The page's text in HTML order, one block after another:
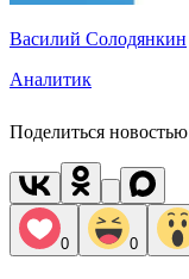
Василий Солодянкин
Аналитик
Поделиться новостью
0 0